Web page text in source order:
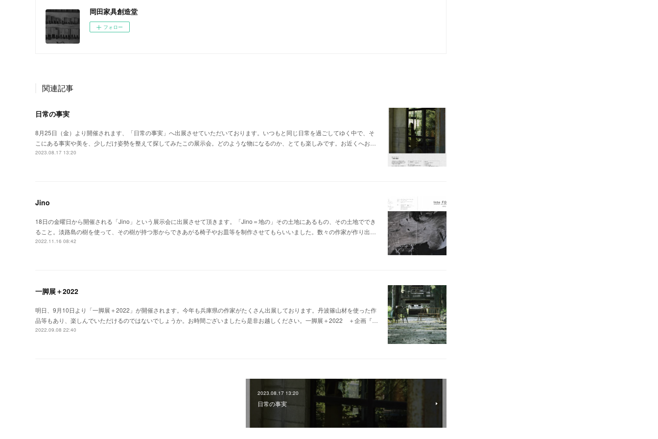
岡田家具創造堂
フォロー
関連記事
日常の事実
8月25日（金）より開催されます、「日常の事実」へ出展させていただいております。いつもと同じ日常を過ごしてゆく中で、そ
こにある事実や美を、少しだけ姿勢を整えて探してみたこの展示会。どのような物になるのか、とても楽しみです。お近くへお…
2023.08.17 13:20
Jino
18日の金曜日から開催される「Jino」という展示会に出展させて頂きます。「Jino＝地の」その土地にあるもの、その土地ででき
ること。淡路島の樹を使って、その樹が持つ形からできあがる椅子やお皿等を制作させてもらいいました。数々の作家が作り出…
2022.11.16 08:42
一脚展＋2022
明日、9月10日より「一脚展＋2022」が開催されます。今年も兵庫県の作家がたくさん出展しております。丹波篠山材を使った作
品等もあり、楽しんでいただけるのではないでしょうか。お時間ございましたら是非お越しください。一脚展＋2022 ＋企画『…
2022.09.08 22:40
2023.08.17 13:20
日常の事実